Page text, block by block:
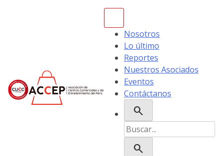
Nosotros
Lo último
Reportes
Nuestros Asociados
Eventos
Contáctanos
search
Buscar:
search